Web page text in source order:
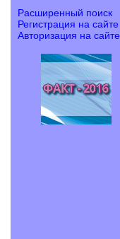
Расширенный поиск
Регистрация на сайте
Авторизация на сайте